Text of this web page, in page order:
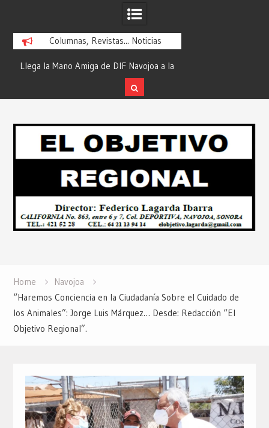
Columnas, Revistas... Noticias
Llega la Mano Amiga de DIF Navojoa a la
Ampliación Beltrones con la Feria de
Servicios… Desde: Redacción “El
Redacción “El
Home
Navojoa
“Haremos Conciencia en la Ciudadanía Sobre el Cuidado de
los Animales”: Jorge Luis Márquez… Desde: Redacción “El
Objetivo Regional”.